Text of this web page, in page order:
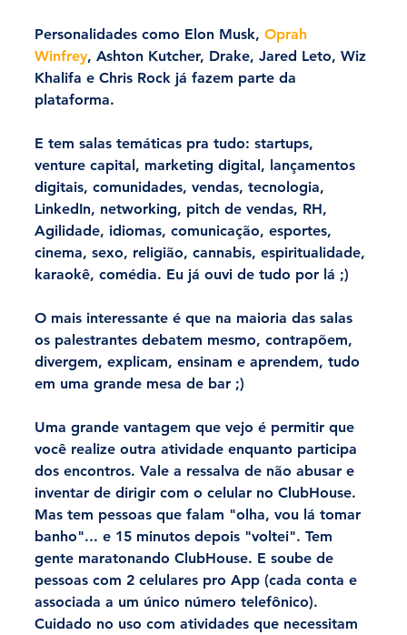
Personalidades como Elon Musk, Oprah
Winfrey, Ashton Kutcher, Drake, Jared Leto, Wiz
Khalifa e Chris Rock já fazem parte da
plataforma.
E tem salas temáticas pra tudo: startups,
venture capital, marketing digital, lançamentos
digitais, comunidades, vendas, tecnologia,
LinkedIn, networking, pitch de vendas, RH,
Agilidade, idiomas, comunicação, esportes,
cinema, sexo, religião, cannabis, espiritualidade,
karaokê, comédia. Eu já ouvi de tudo por lá ;)
O mais interessante é que na maioria das salas
os palestrantes debatem mesmo, contrapõem,
divergem, explicam, ensinam e aprendem, tudo
em uma grande mesa de bar ;)
Uma grande vantagem que vejo é permitir que
você realize outra atividade enquanto participa
dos encontros. Vale a ressalva de não abusar e
inventar de dirigir com o celular no ClubHouse.
Mas tem pessoas que falam "olha, vou lá tomar
banho"... e 15 minutos depois "voltei". Tem
gente maratonando ClubHouse. E soube de
pessoas com 2 celulares pro App (cada conta e
associada a um único número telefônico).
Cuidado no uso com atividades que necessitam